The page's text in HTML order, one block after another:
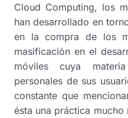
Cloud Computing, los
han desarrollado en
en la compra de los
masificación en el
móviles cuya
personales de sus
constante que
ésta una práctica